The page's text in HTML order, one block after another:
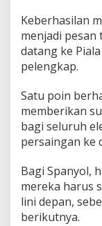
Keberhasilan
menjadi pesan
datang ke
pelengkap.
Satu poin
memberikan
bagi seluruh
persaingan ke
Bagi Spanyol,
mereka harus
lini depan,
berikutnya.